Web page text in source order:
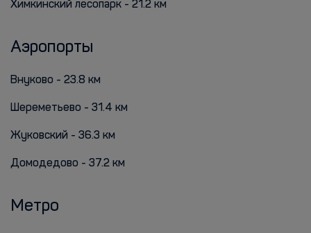
Химкинский лесопарк - 21.2 км
Аэропорты
Внуково - 23.8 км
Шереметьево - 31.4 км
Жуковский - 36.3 км
Домодедово - 37.2 км
Метро